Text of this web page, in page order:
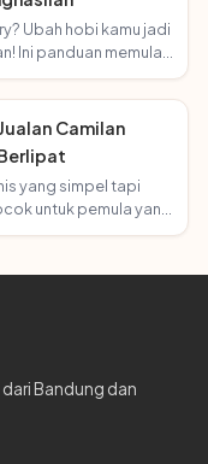
Ubah hobi kamu jadi
Ini panduan memulai
Camilan
yang simpel tapi
untuk pemula yang
Bandung dan